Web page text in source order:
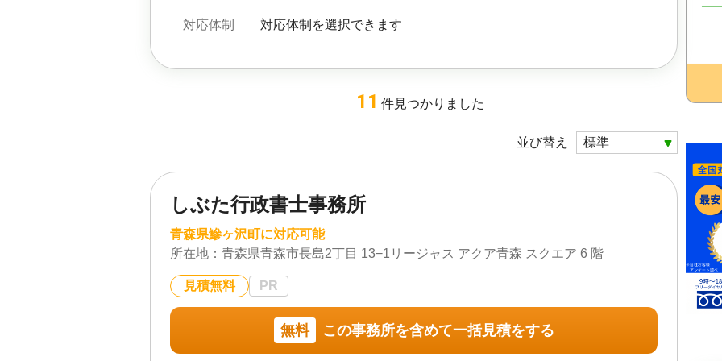
対応体制 対応体制を選択できます
11 件見つかりました
並び替え
しぶた行政書士事務所
青森県鰺ヶ沢町に対応可能
所在地： 青森県青森市長島2丁目 13−1リージャス アクア青森 スクエア 6 階
見積無料 PR
無料 この事務所を含めて一括見積をする